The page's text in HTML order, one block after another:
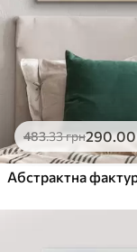
483.33грн290.00